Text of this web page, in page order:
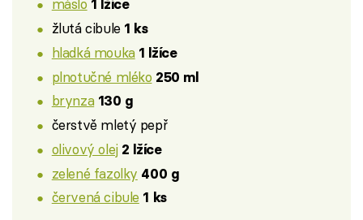
máslo 1 lžíce
žlutá cibule 1 ks
hladká mouka 1 lžíce
plnotučné mléko 250 ml
brynza 130 g
čerstvě mletý pepř
olivový olej 2 lžíce
zelené fazolky 400 g
červená cibule 1 ks